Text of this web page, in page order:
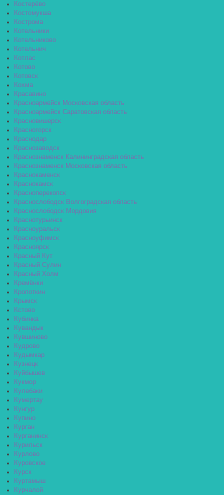
Костерёво
Костомукша
Кострома
Котельники
Котельниково
Котельнич
Котлас
Котово
Котовск
Кохма
Красавино
Красноармейск Московская область
Красноармейск Саратовская область
Красновишерск
Красногорск
Краснодар
Краснозаводск
Краснознаменск Калининградская область
Краснознаменск Московская область
Краснокаменск
Краснокамск
Красноперекопск
Краснослободск Волгоградская область
Краснослободск Мордовия
Краснотурьинск
Красноуральск
Красноуфимск
Красноярск
Красный Кут
Красный Сулин
Красный Холм
Кремёнки
Кропоткин
Крымск
Кстово
Кубинка
Кувандык
Кувшиново
Кудрово
Кудымкар
Кузнецк
Куйбышев
Кукмор
Кулебаки
Кумертау
Кунгур
Купино
Курган
Курганинск
Курильск
Курлово
Куровское
Курск
Куртамыш
Курчалой